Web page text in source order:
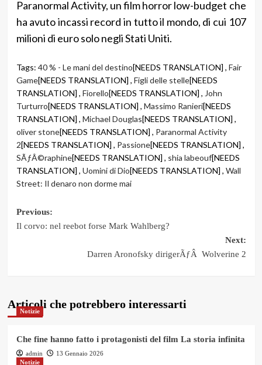
Paranormal Activity, un film horror low-budget che
ha avuto incassi record in tutto il mondo, di cui 107
milioni di euro solo negli Stati Uniti.
Tags: 40 % - Le mani del destino[NEEDS TRANSLATION] , Fair
Game[NEEDS TRANSLATION] , Figli delle stelle[NEEDS
TRANSLATION] , Fiorello[NEEDS TRANSLATION] , John
Turturro[NEEDS TRANSLATION] , Massimo Ranieri[NEEDS
TRANSLATION] , Michael Douglas[NEEDS TRANSLATION] ,
oliver stone[NEEDS TRANSLATION] , Paranormal Activity
2[NEEDS TRANSLATION] , Passione[NEEDS TRANSLATION] ,
SÃƒÂ©raphine[NEEDS TRANSLATION] , shia labeouf[NEEDS
TRANSLATION] , Uomini di Dio[NEEDS TRANSLATION] , Wall
Street: Il denaro non dorme mai
Post
Previous:
Il corvo: nel reebot forse Mark Wahlberg?
Next:
Darren Aronofsky dirigerÃƒÂ Wolverine 2
Articoli che potrebbero interessarti
Notizie
Che fine hanno fatto i protagonisti del film La storia infinita
admin
13 Gennaio 2026
Notizie